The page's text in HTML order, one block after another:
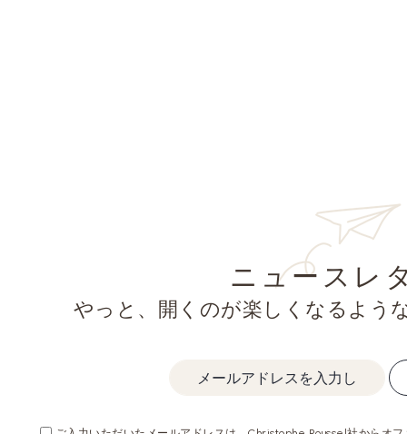
ニュースレ
やっと、開くのが楽しくなるよう